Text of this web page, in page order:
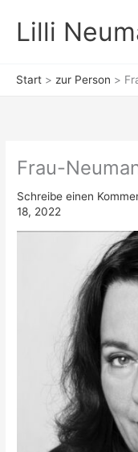
Inhalt
springen
Lilli
Start zur Person
Frau-
Schreibe einen
18, 2022